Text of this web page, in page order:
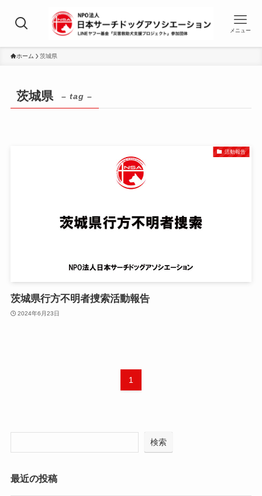
メニュー
ホーム 茨城県
茨城県 – tag –
活動報告
茨城県行方不明者捜索活動報告
2024年6月23日
1
検索
最近の投稿